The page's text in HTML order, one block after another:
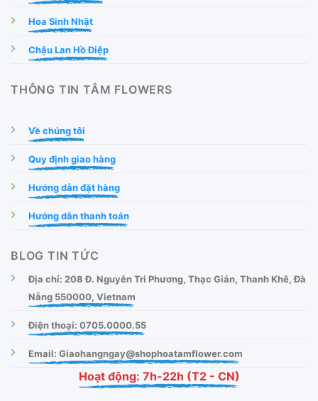
Hoa Sinh Nhật
Chậu Lan Hồ Điệp
THÔNG TIN TÂM FLOWERS
Về chúng tôi
Quy định giao hàng
Hướng dẫn đặt hàng
Hướng dẫn thanh toán
BLOG TIN TỨC
Địa chỉ: 208 Đ. Nguyễn Tri Phương, Thạc Gián, Thanh Khê, Đà
Nẵng 550000, Vietnam
Điện thoại: 0705.0000.55
Email: Giaohangngay@shophoatamflower.com
Hoạt động: 7h-22h (T2 - CN)